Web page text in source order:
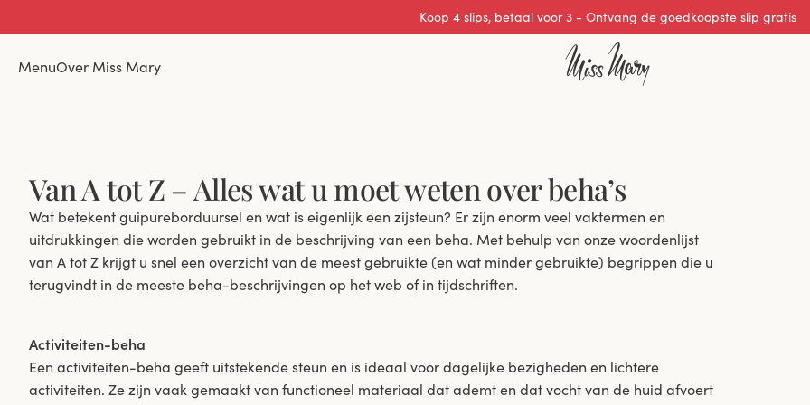
Uitstekende 0 van 5
MenuOver Miss Mary
Van A tot Z – Alles wat u moet weten over beha’s
Wat betekent guipureborduursel en wat is eigenlijk een zijsteun? Er zijn enorm veel vaktermen en
uitdrukkingen die worden gebruikt in de beschrijving van een beha. Met behulp van onze woordenlijst
van A tot Z krijgt u snel een overzicht van de meest gebruikte (en wat minder gebruikte) begrippen die u
terugvindt in de meeste beha-beschrijvingen op het web of in tijdschriften.
Activiteiten-beha
Een activiteiten-beha geeft uitstekende steun en is ideaal voor dagelijke bezigheden en lichtere
activiteiten. Ze zijn vaak gemaakt van functioneel materiaal dat ademt en dat vocht van de huid afvoert